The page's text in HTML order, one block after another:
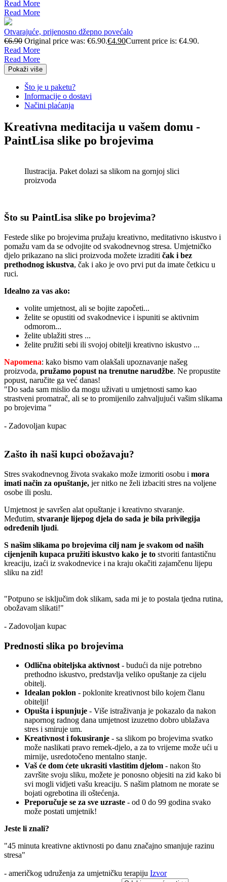
Read More
Read More
Otvarajuće, prijenosno džepno povećalo
€6.90 Original price was: €6.90.€4.90Current price is: €4.90.
Read More
Read More
Pokaži više
Što je u paketu?
Informacije o dostavi
Načini plaćanja
Kreativna meditacija u vašem domu -
PaintLisa slike po brojevima
Ilustracija. Paket dolazi sa slikom na gornjoj slici
proizvoda
Što su PaintLisa slike po brojevima?
Festede slike po brojevima pružaju kreativno, meditativno iskustvo i
pomažu vam da se odvojite od svakodnevnog stresa. Umjetničko
djelo prikazano na slici proizvoda možete izraditi čak i bez
prethodnog iskustva, čak i ako je ovo prvi put da imate četkicu u
ruci.
Idealno za vas ako:
volite umjetnost, ali se bojite započeti...
želite se opustiti od svakodnevice i ispuniti se aktivnim
odmorom...
želite ublažiti stres ...
želite pružiti sebi ili svojoj obitelji kreativno iskustvo ...
Napomena: kako bismo vam olakšali upoznavanje našeg
proizvoda, pružamo popust na trenutne narudžbe. Ne propustite
popust, naručite ga već danas!
"Do sada sam mislio da mogu uživati u umjetnosti samo kao
strastveni promatrač, ali se to promijenilo zahvaljujući vašim slikama
po brojevima "
- Zadovoljan kupac
Zašto ih naši kupci obožavaju?
Stres svakodnevnog života svakako može izmoriti osobu i mora
imati način za opuštanje, jer nitko ne želi izbaciti stres na voljene
osobe ili poslu.
Umjetnost je savršen alat opuštanje i kreativno stvaranje.
Međutim, stvaranje lijepog djela do sada je bila privilegija
određenih ljudi.
S našim slikama po brojevima cilj nam je svakom od naših
cijenjenih kupaca pružiti iskustvo kako je to stvoriti fantastičnu
kreaciju, izaći iz svakodnevice i na kraju okačiti zajamčenu lijepu
sliku na zid!
"Potpuno se isključim dok slikam, sada mi je to postala tjedna rutina,
obožavam slikati!"
- Zadovoljan kupac
Prednosti slika po brojevima
Odlična obiteljska aktivnost- budući da nije potrebno
prethodno iskustvo, predstavlja veliko opuštanje za cijelu
obitelj.
Idealan poklon - poklonite kreativnost bilo kojem članu
obitelji!
Opušta i ispunjuje - Više istraživanja je pokazalo da nakon
napornog radnog dana umjetnost izuzetno dobro ublažava
stres i smiruje um.
Kreativnost i fokusiranje - sa slikom po brojevima svatko
može naslikati pravo remek-djelo, a za to vrijeme može ući u
mirnije, usredotočeno mentalno stanje.
Vaš će dom ćete ukrasiti vlastitim djelom - nakon što
završite svoju sliku, možete je ponosno objesiti na zid kako bi
svi mogli vidjeti vašu kreaciju. S našim platnom ne morate se
bojati ogrebotina ili oštećenja.
Preporučuje se za sve uzraste - od 0 do 99 godina svako
može postati umjetnik!
Jeste li znali?
"45 minuta kreativne aktivnosti po danu značajno smanjuje razinu
stresa"
- američkog udruženja za umjetničku terapiju Izvor